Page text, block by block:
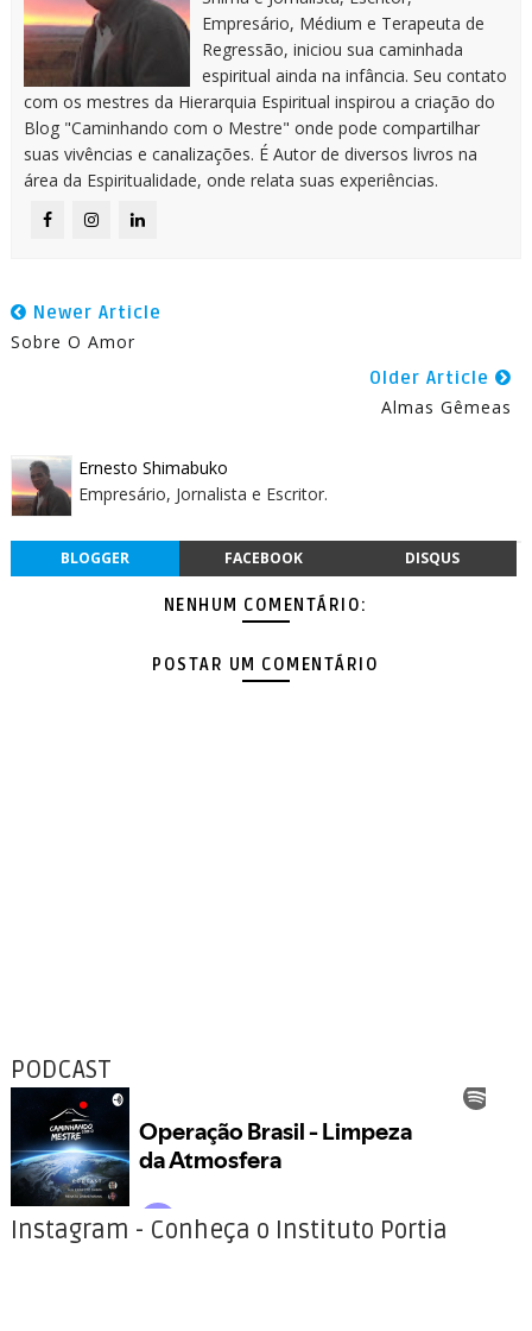
Empresário, Médium e Terapeuta de
Regressão, iniciou sua caminhada
espiritual ainda na infância. Seu contato
com os mestres da Hierarquia Espiritual inspirou a criação do
Blog "Caminhando com o Mestre" onde pode compartilhar
suas vivências e canalizações. É Autor de diversos livros na
área da Espiritualidade, onde relata suas experiências.
Newer Article
Sobre O Amor
Older Article
Almas Gêmeas
Ernesto Shimabuko
Empresário, Jornalista e Escritor.
BLOGGER FACEBOOK DISQUS
NENHUM COMENTÁRIO:
POSTAR UM COMENTÁRIO
PODCAST
Instagram - Conheça o Instituto Portia